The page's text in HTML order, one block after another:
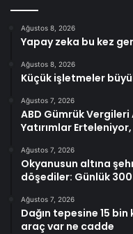
Ağustos 8, 2026
Yapay zeka bu kez
Ağustos 8, 2026
Küçük işletmeler
Ağustos 7, 2026
ABD Gümrük
Yatırımlar
Ağustos 7, 2026
Okyanusun altına
döşediler: Günlük
Ağustos 7, 2026
Dağın tepesine 15 bin
araç var ne cadde